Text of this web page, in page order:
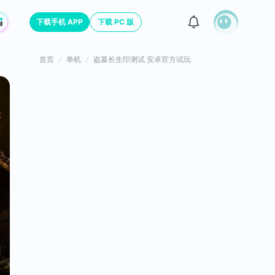
下载手机 APP 下载 PC 版
首页 单机 盗墓长生印测试 安卓官方试玩